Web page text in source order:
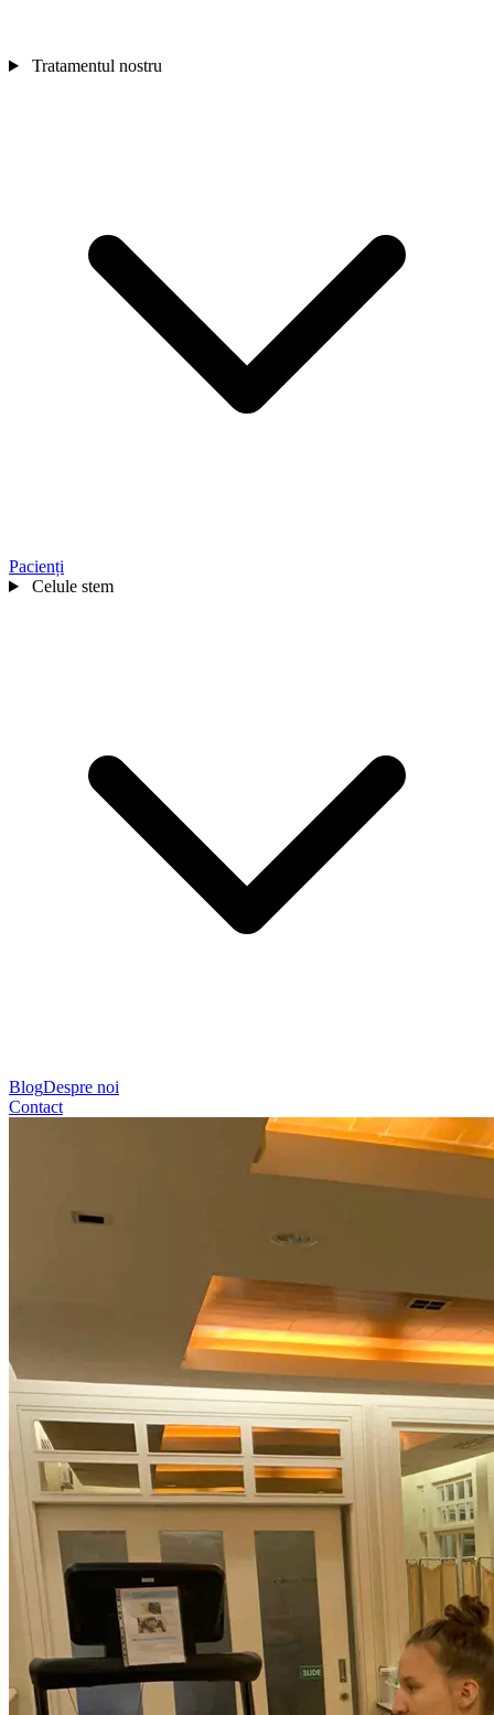
Tratamentul nostru
Pacienți
Celule stem
BlogDespre noi
Contact